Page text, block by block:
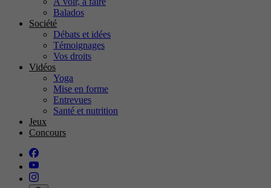
Balados
Société
Débats et idées
Témoignages
Vos droits
Vidéos
Yoga
Mise en forme
Entrevues
Santé et nutrition
Jeux
Concours